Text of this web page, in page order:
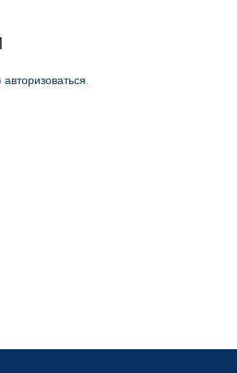
авторизоваться